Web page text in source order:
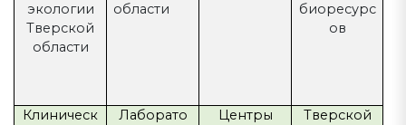
экологии
Тверской
области
области
биоресурс
ов
Клиническ
Лаборато
Центры
Тверской